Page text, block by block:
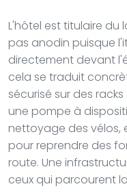
L'hôtel est titulaire du
pas anodin puisque
directement devant
cela se traduit
sécurisé sur des
une pompe à
nettoyage des vélos,
pour reprendre des
route. Une
ceux qui parcourent